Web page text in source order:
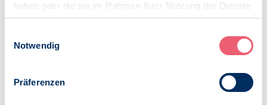
haben oder die sie im Rahmen Ihrer Nutzung der Dienste
gesammelt haben.
Notwendig
Präferenzen
Regionalgruppentreffen ein, zu dem alle
sonstigen Regionalvertretungen eingeladen werden. Das
Treffen dient dem Austausch und der gemeinsamen